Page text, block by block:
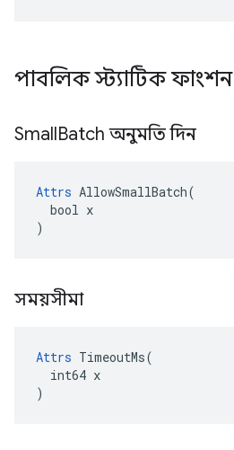
পাবলিক স্ট্যাটিক ফাংশন
SmallBatch অনুমতি দিন
Attrs AllowSmallBatch(
  bool x
)
সময়সীমা
Attrs TimeoutMs(
  int64 x
)